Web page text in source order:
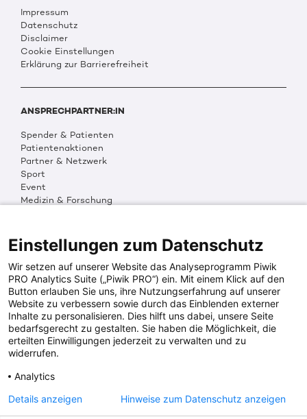
Impressum
Datenschutz
Disclaimer
Cookie Einstellungen
Erklärung zur Barrierefreiheit
ANSPRECHPARTNER:IN
Spender & Patienten
Patientenaktionen
Partner & Netzwerk
Sport
Event
Medizin & Forschung
Multimedia
Social Media
PRESSEINFOS
Fotos & Media
Digitale Pressemappen
Patientenaktionen
DKMS SPENDENKONTO
Einstellungen zum Datenschutz
Wir setzen auf unserer Website das Analyseprogramm Piwik
PRO Analytics Suite („Piwik PRO“) ein. Mit einem Klick auf den
Button erlauben Sie uns, ihre Nutzungserfahrung auf unserer
Website zu verbessern sowie durch das Einblenden externer
Inhalte zu personalisieren. Dies hilft uns dabei, unsere Seite
bedarfsgerecht zu gestalten. Sie haben die Möglichkeit, die
erteilten Einwilligungen jederzeit zu verwalten und zu
widerrufen.
Analytics
Details anzeigen
Hinweise zum Datenschutz anzeigen